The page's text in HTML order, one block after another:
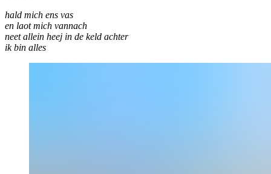
hald mich ens vas
en laot mich vannach
neet allein heej in de keld achter
ik bin alles